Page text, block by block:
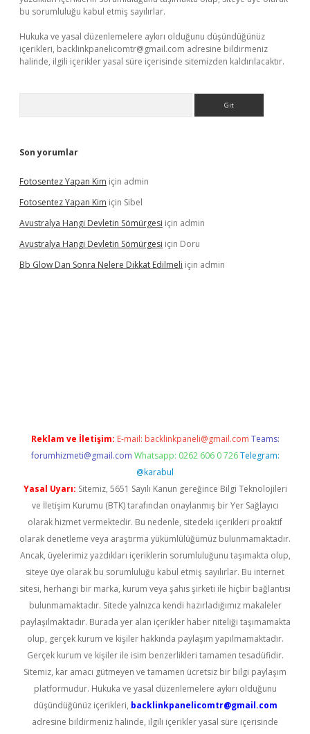
bu sorumluluğu kabul etmiş sayılırlar.
Hukuka ve yasal düzenlemelere aykırı olduğunu düşündüğünüz
içerikleri, backlinkpanelicomtr@gmail.com adresine bildirmeniz
halinde, ilgili içerikler yasal süre içerisinde sitemizden kaldırılacaktır.
Son yorumlar
Fotosentez Yapan Kim için admin
Fotosentez Yapan Kim için Sibel
Avustralya Hangi Devletin Sömürgesi için admin
Avustralya Hangi Devletin Sömürgesi için Doru
Bb Glow Dan Sonra Nelere Dikkat Edilmeli için admin
Reklam ve İletişim: E-mail: backlinkpaneli@gmail.com Teams:
forumhizmeti@gmail.com Whatsapp: 0262 606 0 726 Telegram:
@karabul
Yasal Uyarı: Sitemiz, 5651 Sayılı Kanun gereğince Bilgi Teknolojileri
ve İletişim Kurumu (BTK) tarafından onaylanmış bir Yer Sağlayıcı
olarak hizmet vermektedir. Bu nedenle, sitedeki içerikleri proaktif
olarak denetleme veya araştırma yükümlülüğümüz bulunmamaktadır.
Ancak, üyelerimiz yazdıkları içeriklerin sorumluluğunu taşımakta olup,
siteye üye olarak bu sorumluluğu kabul etmiş sayılırlar. Bu internet
sitesi, herhangi bir marka, kurum veya şahıs şirketi ile hiçbir bağlantısı
bulunmamaktadır. Sitede yalnızca kendi hazırladığımız makaleler
paylaşılmaktadır. Burada yer alan içerikler haber niteliği taşımamakta
olup, gerçek kurum ve kişiler hakkında paylaşım yapılmamaktadır.
Gerçek kurum ve kişiler ile isim benzerlikleri tamamen tesadüfidir.
Sitemiz, kar amacı gütmeyen ve tamamen ücretsiz bir bilgi paylaşım
platformudur. Hukuka ve yasal düzenlemelere aykırı olduğunu
düşündüğünüz içerikleri, backlinkpanelicomtr@gmail.com
adresine bildirmeniz halinde, ilgili içerikler yasal süre içerisinde